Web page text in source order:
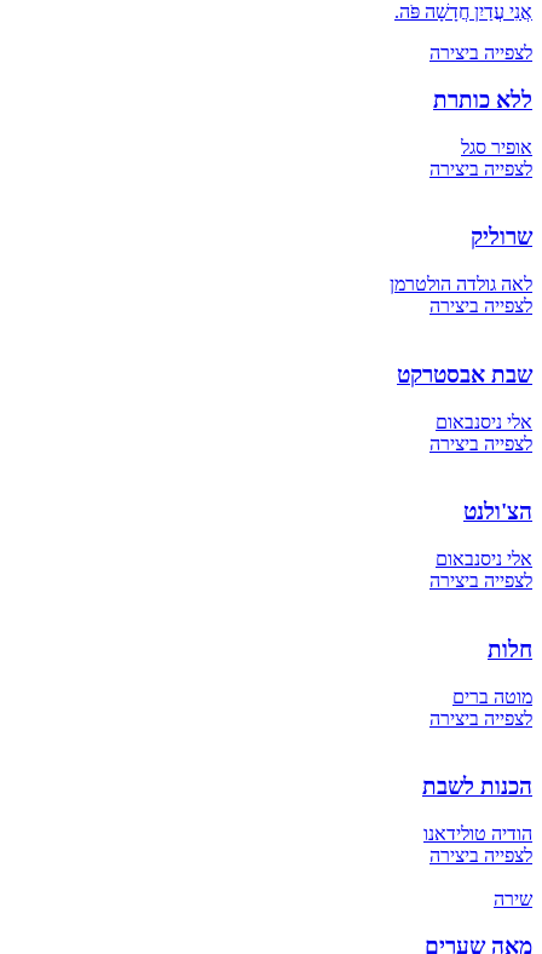
אֲנִי עֲדַיִן חֲדָשָׁה פֹּה.
לצפייה ביצירה
ללא כותרת
אופיר סגל
לצפייה ביצירה
שרוליק
לאה גולדה הולטרמן
לצפייה ביצירה
שבת אבסטרקט
אלי ניסנבאום
לצפייה ביצירה
הצ'ולנט
אלי ניסנבאום
לצפייה ביצירה
חלות
מוטה ברים
לצפייה ביצירה
הכנות לשבת
הודיה טולידאנו
לצפייה ביצירה
שירה
מאה שערים